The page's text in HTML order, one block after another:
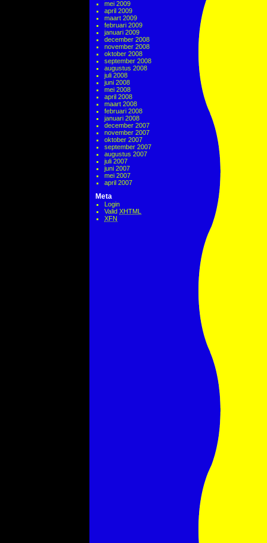
mei 2009
april 2009
maart 2009
februari 2009
januari 2009
december 2008
november 2008
oktober 2008
september 2008
augustus 2008
juli 2008
juni 2008
mei 2008
april 2008
maart 2008
februari 2008
januari 2008
december 2007
november 2007
oktober 2007
september 2007
augustus 2007
juli 2007
juni 2007
mei 2007
april 2007
Meta
Login
Valid XHTML
XFN